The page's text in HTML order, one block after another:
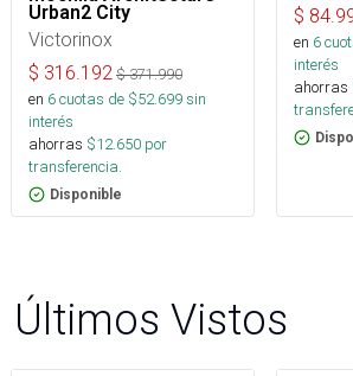
Urban2 City
Victorinox
$ 316.192 $371.990
en 6cuotas de $52.699sin
interés
ahorras $12.650 por
transferencia.
Disponible
$
en 6
interés
ahorras
Últimos Vistos